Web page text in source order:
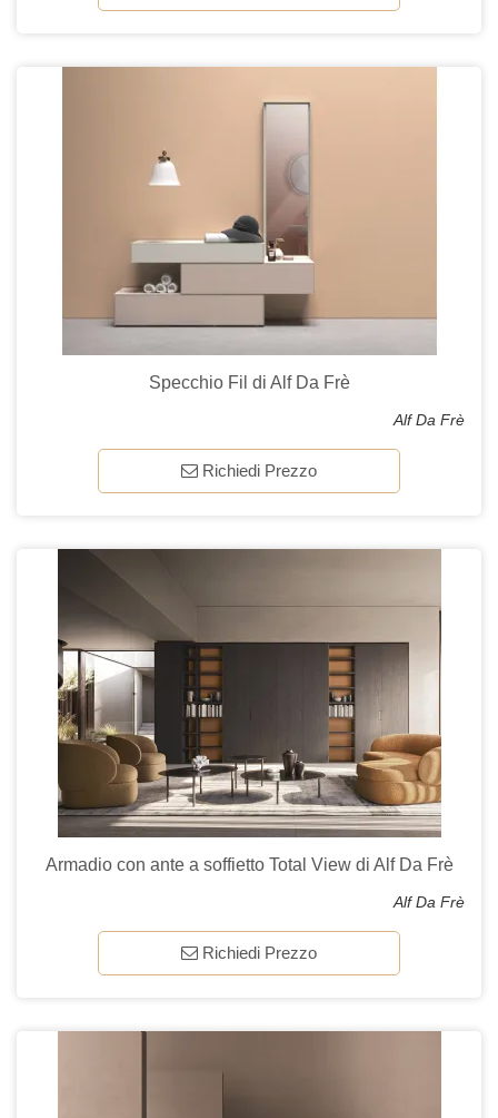
Specchio Fil di Alf Da Frè
Alf Da Frè
Richiedi Prezzo
Armadio con ante a soffietto Total View di Alf Da Frè
Alf Da Frè
Richiedi Prezzo